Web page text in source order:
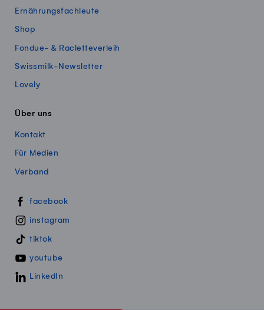
Ernährungsfachleute
Shop
Fondue- & Racletteverleih
Swissmilk-Newsletter
Lovely
Über uns
Kontakt
Für Medien
Verband
Swissmillk auf Social Media
facebook
instagram
tiktok
youtube
LinkedIn